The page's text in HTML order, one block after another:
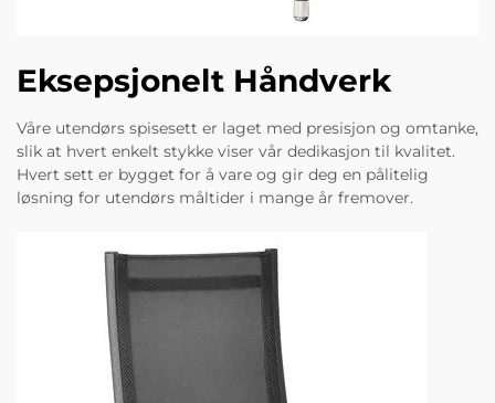
Eksepsjonelt Håndverk
Våre utendørs spisesett er laget med presisjon og omtanke,
slik at hvert enkelt stykke viser vår dedikasjon til kvalitet.
Hvert sett er bygget for å vare og gir deg en pålitelig
løsning for utendørs måltider i mange år fremover.